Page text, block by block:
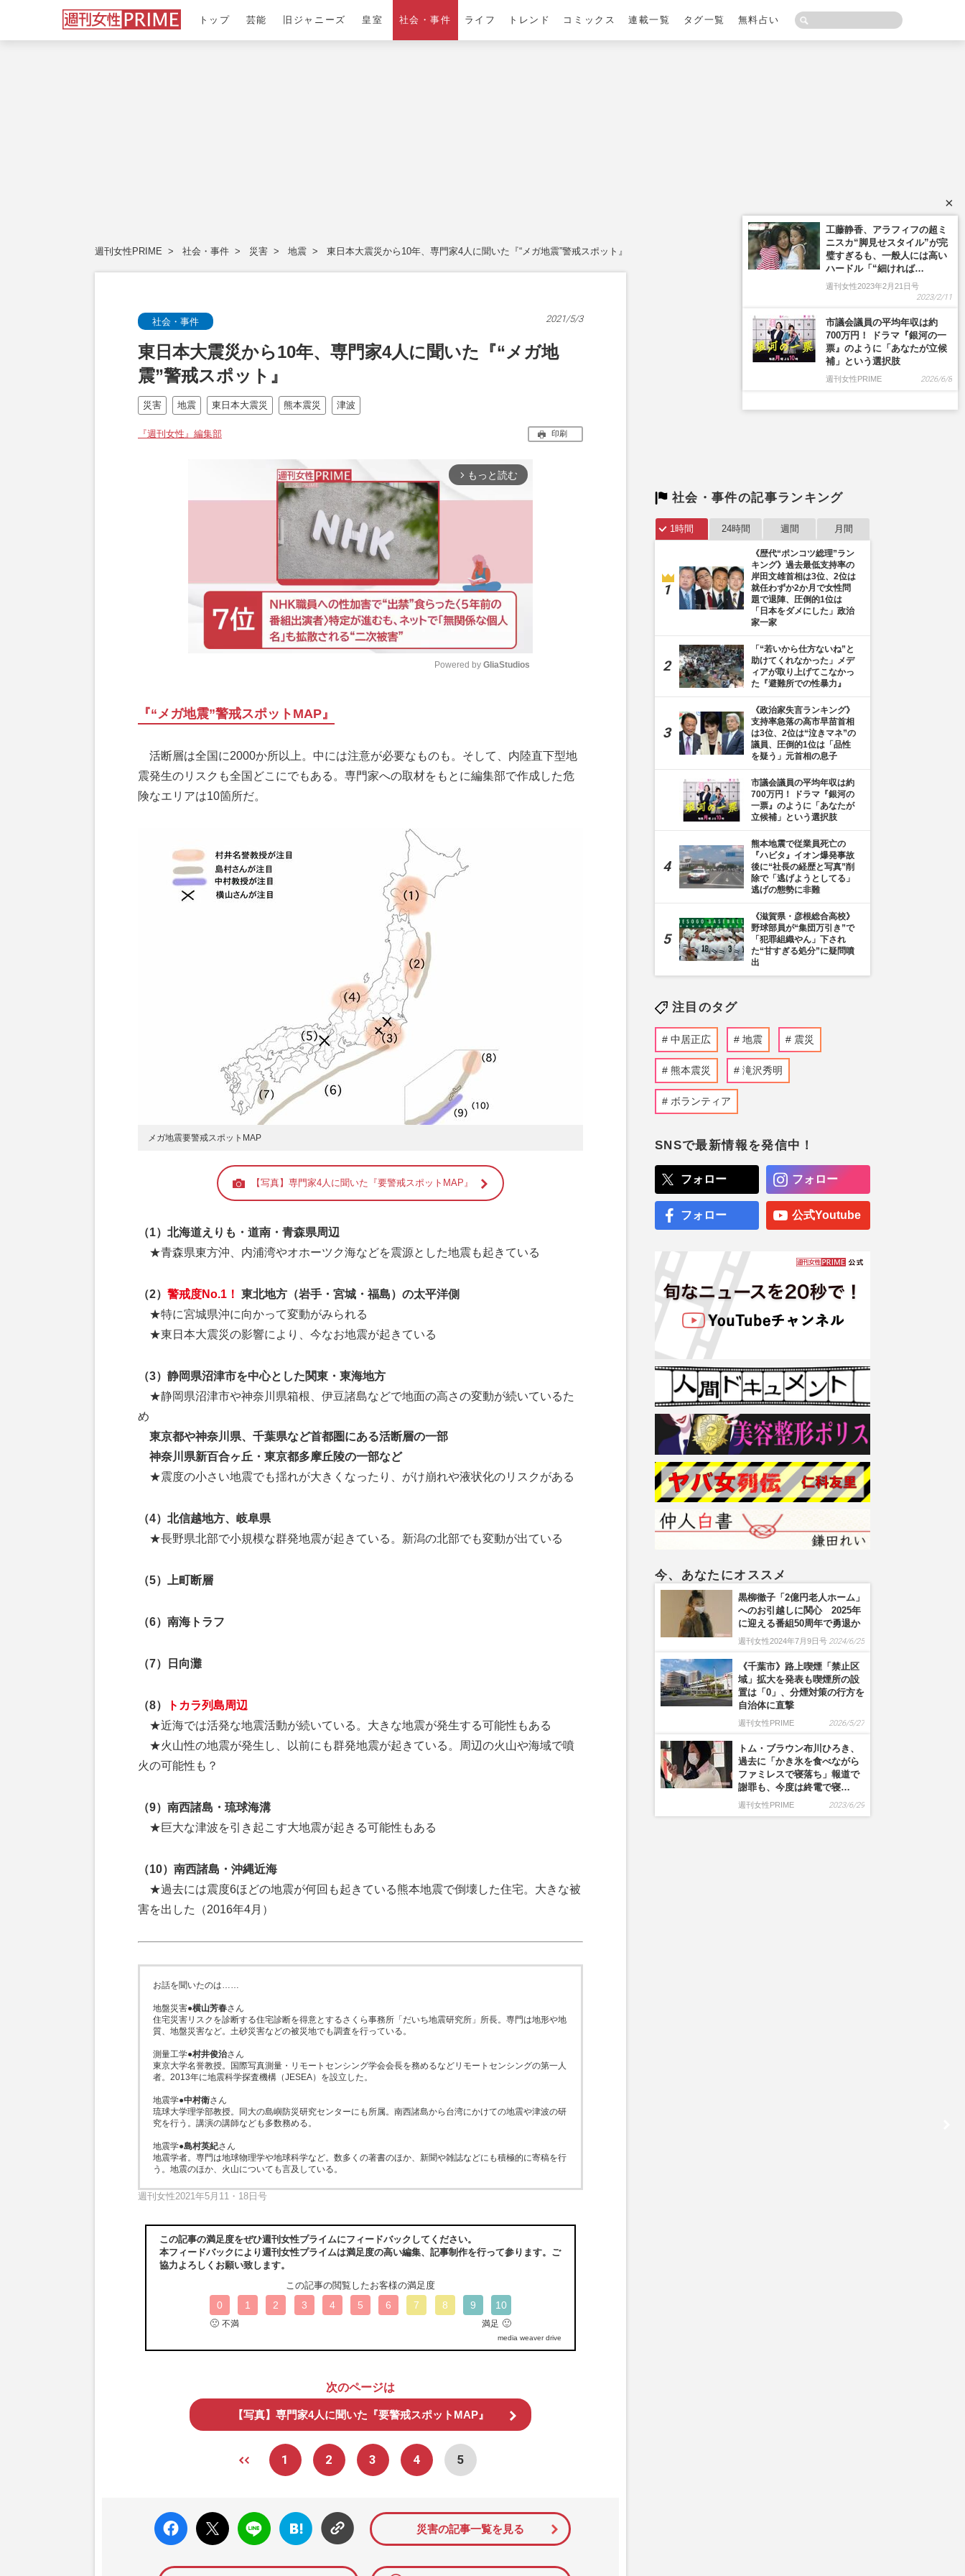
トップ 芸能 旧ジャニーズ 皇室 社会・事件 ライフ トレンド コミックス 連載一覧 タグ一覧 無料占い
週刊女性PRIME 社会・事件 災害 地震 東日本大震災から10年、専門家4人に聞いた『“メガ地震”警戒スポット』
社会・事件 2021/5/3
東日本大震災から10年、専門家4人に聞いた『“メガ地
震”警戒スポット』
災害 地震 東日本大震災 熊本震災 津波
『週刊女性』編集部 印刷
arrow_forward_ios もっと読む
e
Powered by GliaStudios
『“メガ地震”警戒スポットMAP』
活断層は全国に2000か所以上。中には注意が必要なものも。そして、内陸直下型地
震発生のリスクも全国どこにでもある。専門家への取材をもとに編集部で作成した危
険なエリアは10箇所だ。
メガ地震要警戒スポットMAP
【写真】専門家4人に聞いた『要警戒スポットMAP』
（1）北海道えりも・道南・青森県周辺
★青森県東方沖、内浦湾やオホーツク海などを震源とした地震も起きている
（2） 警戒度No.1！ 東北地方（岩手 ・宮城・福島）の太平洋側
★特に宮城県沖に向かって変動がみられる
★東日本大震災の影響により、今なお地震が起きている
（3）静岡県沼津市を中心とした関東・東海地方
★静岡県沼津市や神奈川県箱根、伊豆諸島などで地面の高さの変動が続いているた
め
東京都や神奈川県、千葉県など首都圏にある活断層の一部
神奈川県新百合ヶ丘・東京都多摩丘陵の一部など
★震度の小さい地震でも揺れが大きくなったり、がけ崩れや液状化のリスクがある
（4）北信越地方、岐阜県
★長野県北部で小規模な群発地震が起きている。新潟の北部でも変動が出ている
（5）上町断層
（6）南海トラフ
（7）日向灘
（8）
トカラ列島周辺
★近海では活発な地震活動が続いている。大きな地震が発生する可能性もある
★火山性の地震が発生し、以前にも群発地震が起きている。周辺の火山や海域で噴
火の可能性も？
（9）南西諸島・琉球海溝
★巨大な津波を引き起こす大地震が起きる可能性もある
（10）南西諸島・沖縄近海
★過去には震度6ほどの地震が何回も起きている熊本地震で倒壊した住宅。大きな被
害を出した（2016年4月）
お話を聞いたのは……
地盤災害●横山芳春さん
住宅災害リスクを診断する住宅診断を得意とするさくら事務所「だいち地震研究所」所長。専門は地形や地
質、地盤災害など。土砂災害などの被災地でも調査を行っている。
測量工学●村井俊治さん
東京大学名誉教授。国際写真測量・リモートセンシング学会会長を務めるなどリモートセンシングの第一人
者。2013年に地震科学探査機構（JESEA）を設立した。
地震学●中村衛さん
琉球大学理学部教授。同大の島嶼防災研究センターにも所属。南西諸島から台湾にかけての地震や津波の研
究を行う。講演の講師なども多数務める。
地震学●島村英紀さん
地震学者。専門は地球物理学や地球科学など。数多くの著書のほか、新聞や雑誌などにも積極的に寄稿を行
う。地震のほか、火山についても言及している。
週刊女性2021年5月11・18日号
この記事の満足度をぜひ週刊女性プライムにフィードバックしてください。
本フィードバックにより週刊女性プライムは満足度の高い編集、記事制作を行って参ります。ご
協力よろしくお願い致します。
この記事の閲覧したお客様の満足度
0 1 2 3 4 5 6 7 8 9 10
🙁 不満 満足 🙂
media weaver drive
次のページは
【写真】専門家4人に聞いた『要警戒スポットMAP』
1 2 3 4 5
faceboo
k いい
ね
X ポス
ト
LINE
はてな
ブック
マーク
災害の記事一覧を見る
社会・事件の記事ランキング
1時間 24時間 週間 月間
《歴代“ポンコツ総理”ラン
キング》過去最低支持率の
岸田文雄首相は3位、2位は
就任わずか2か月で女性問
題で退陣、圧倒的1位は
「日本をダメにした」政治
家一家
「“若いから仕方ないね”と
助けてくれなかった」メデ
ィアが取り上げてこなかっ
た『避難所での性暴力』
《政治家失言ランキング》
支持率急落の高市早苗首相
は3位、2位は“泣きマネ”の
議員、圧倒的1位は「品性
を疑う」元首相の息子
市議会議員の平均年収は約
700万円！ ドラマ『銀河の
一票』のように「あなたが
立候補」という選択肢
熊本地震で従業員死亡の
『ハビタ』イオン爆発事故
後に“社長の経歴と写真”削
除で「逃げようとしてる」
逃げの態勢に非難
《滋賀県・彦根総合高校》
野球部員が“集団万引き”で
「犯罪組織やん」下され
た“甘すぎる処分”に疑問噴
出
注目のタグ
中居正広 地震 震災
熊本震災 滝沢秀明
ボランティア
SNSで最新情報を発信中！
フォロー フォロー
フォロー 公式Youtube
今、あなたにオススメ
黒柳徹子「2億円老人ホーム」
へのお引越しに関心 2025年
に迎える番組50周年で勇退か
週刊女性2024年7月9日号 2024/6/25
《千葉市》路上喫煙「禁止区
域」拡大を発表も喫煙所の設
置は「0」、分煙対策の行方を
自治体に直撃
週刊女性PRIME 2026/5/27
トム・ブラウン布川ひろき、
過去に「かき氷を食べながら
ファミレスで寝落ち」報道で
謝罪も、今度は終電で寝…
週刊女性PRIME 2023/6/29
×
工藤静香、アラフィフの超ミ
ニスカ“脚見せスタイル”が完
璧すぎるも、一般人には高い
ハードル「“細ければ…
週刊女性2023年2月21日号
2023/2/11
市議会議員の平均年収は約
700万円！ ドラマ『銀河の一
票』のように「あなたが立候
補」という選択肢
週刊女性PRIME 2026/6/8